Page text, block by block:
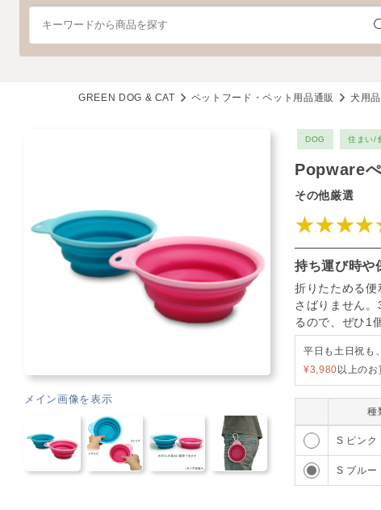
GREEN DOG & CAT ペットフード・ペット用品通販 犬用
メイン画像を表示
DOG 住まい/
Popware
その他厳選
持ち運び時や
折りたためる
さばりません
るので、ぜひ1
平日も土日祝も、
¥3,980 以上の
種
73
S ピンク
54
S ブルー